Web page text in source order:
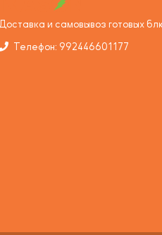
Доставка и самовывоз готовых
Телефон: 992446601177